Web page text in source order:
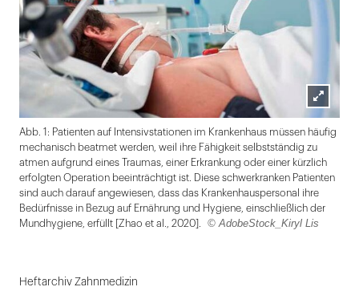
Lightbox
öffnen
Abb. 1: Patienten auf Intensivstationen im Krankenhaus müssen häufig
mechanisch beatmet werden, weil ihre Fähigkeit selbstständig zu
atmen aufgrund eines Traumas, einer Erkrankung oder einer kürzlich
erfolgten Operation beeinträchtigt ist. Diese schwerkranken Patienten
sind auch darauf angewiesen, dass das Krankenhauspersonal ihre
Bedürfnisse in Bezug auf Ernährung und Hygiene, einschließlich der
Mundhygiene, erfüllt [Zhao et al., 2020].
© AdobeStock_Kiryl Lis
1Heftarchiv Zahnmedizin